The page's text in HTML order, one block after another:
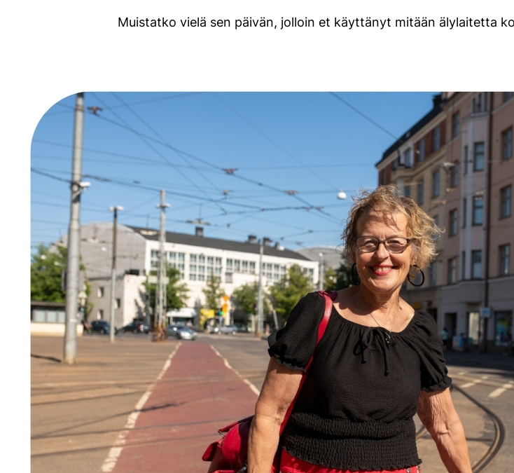
Muistatko vielä sen päivän, jolloin et käyttänyt mitään älylaitetta